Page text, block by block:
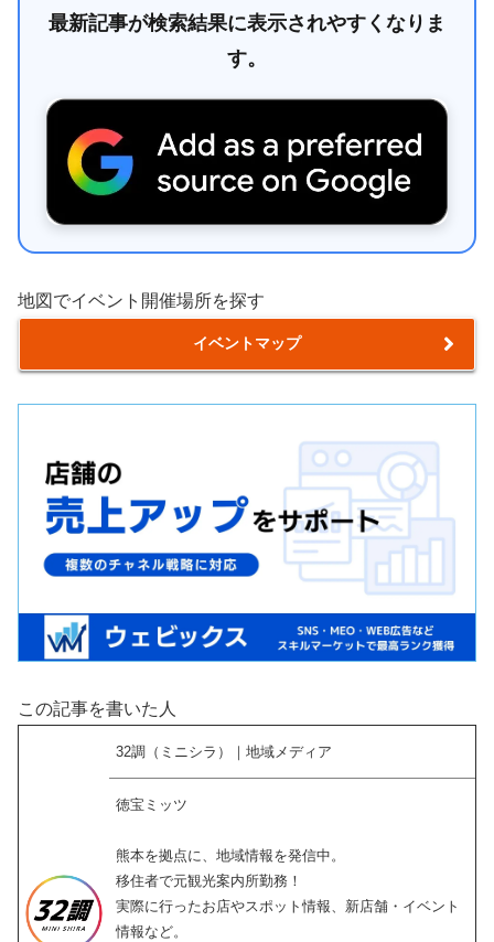
最新記事が検索結果に表示されやすくなりま
す。
地図でイベント開催場所を探す
イベントマップ
この記事を書いた人
32調（ミニシラ）｜地域メディア
徳宝ミッツ
熊本を拠点に、地域情報を発信中。
移住者で元観光案内所勤務！
実際に行ったお店やスポット情報、新店舗・イベント
情報など。